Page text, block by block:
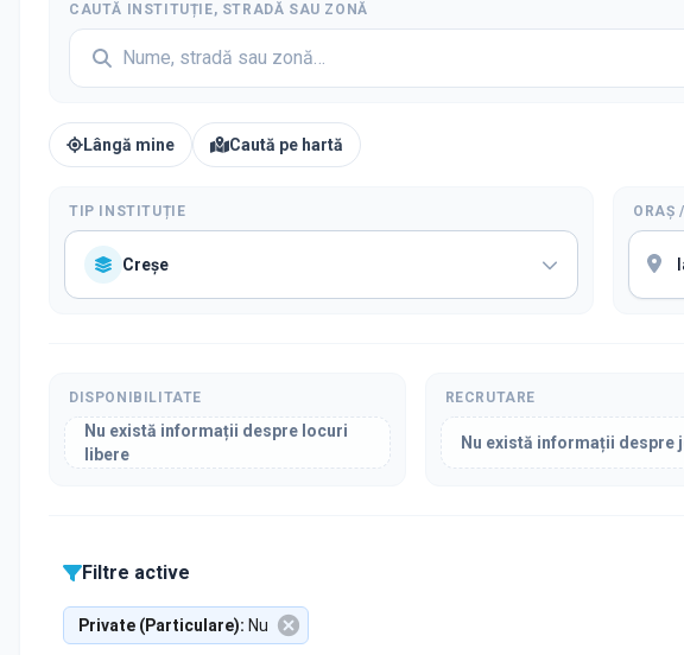
CAUTĂ INSTITUȚIE, STRADĂ SAU ZONĂ
Lângă mine Caută pe hartă
TIP INSTITUȚIE
Creșe
ORAȘ
DISPONIBILITATE
Nu există informații despre locuri
libere
RECRUTARE
Nu există informații despre
Filtre active
Private (Particulare): Nu